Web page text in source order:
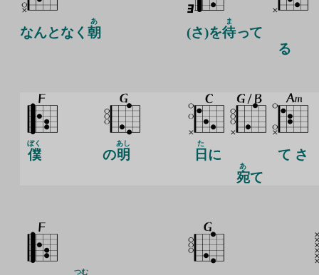
なんとなく 朝
あ
(さ)を待
ま
って
る
僕
ぼく
の明
あし
日
た
に
宛
あ
て
て さ
つむ